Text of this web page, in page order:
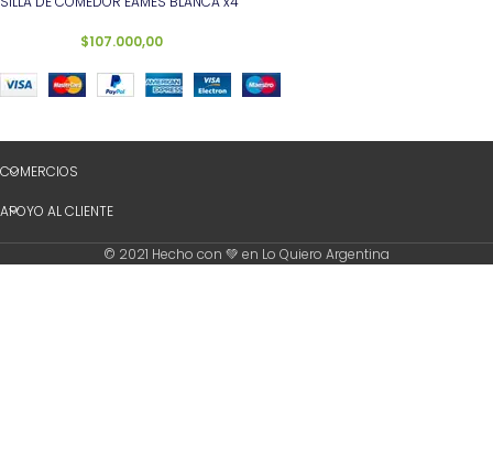
$107.000,00
COMERCIOS
APOYO AL CLIENTE
© 2021 Hecho con 💚 en Lo Quiero Argentina